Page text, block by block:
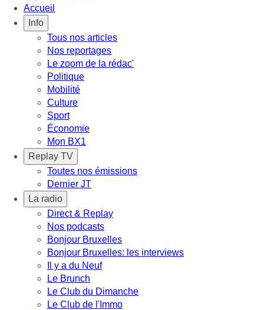
Accueil
Info
Tous nos articles
Nos reportages
Le zoom de la rédac'
Politique
Mobilité
Culture
Sport
Économie
Mon BX1
Replay TV
Toutes nos émissions
Dernier JT
La radio
Direct & Replay
Nos podcasts
Bonjour Bruxelles
Bonjour Bruxelles: les interviews
Il y a du Neuf
Le Brunch
Le Club du Dimanche
Le Club de l'Immo